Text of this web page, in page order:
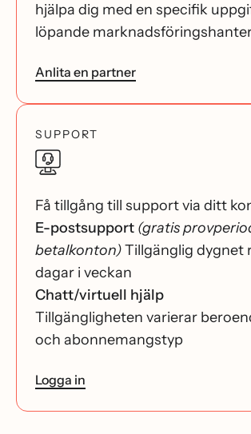
hjälpa dig med en specifik
löpande
Anlita en partner
SUPPORT
Få tillgång till support via ditt
E-postsupport (gratis
betalkonton)Tillgänglig dygnet
dagar i veckan
Chatt/virtuell hjälp
Tillgängligheten varierar
och abonnemangstyp
Logga in